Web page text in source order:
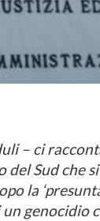
– ci
del Sud che
la
genocidio